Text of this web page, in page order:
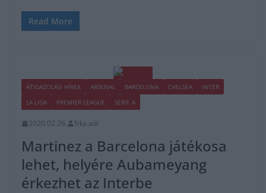
Read More
ÁTIGAZOLÁSI HÍREK ARSENAL BARCELONA CHELSEA
INTER
LA LIGA
PREMIER LEAGUE SERIE A
2020.02.26. frks.adi
Martinez a Barcelona játékosa
lehet, helyére Aubameyang
érkezhet az Interbe